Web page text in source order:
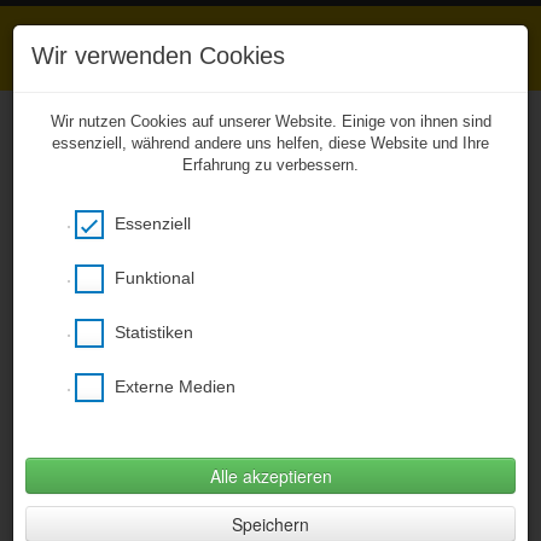
Unkompliziert zu den
Das Entwicklerteam von BCB Webhouse
einen kostenfreien Zugang zu unserer
verwenden, ein Smartphone wird nicht
Fotogalerie»Ein Tag für die Verkehrserziehung
Wir verwenden Cookies
Wir nutzen Cookies auf unserer Website. Einige von ihnen sind
essenziell, während andere uns helfen, diese Website und Ihre
Erfahrung zu verbessern.
Essenziell
Funktional
Statistiken
Externe Medien
Alle akzeptieren
Speichern